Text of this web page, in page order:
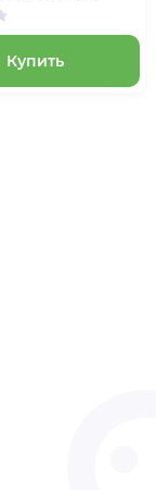
Купить